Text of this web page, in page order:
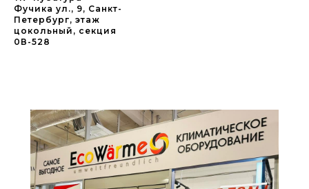
Фучика ул., 9, Санкт-
Петербург, этаж
цокольный, секция
0В-528